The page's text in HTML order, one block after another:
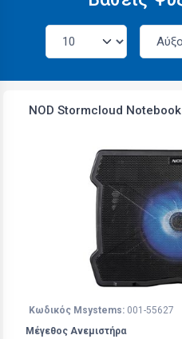
NOD Stormcloud
Κωδικός Msystems: 001-55627
Μέγεθος Ανεμιστήρα